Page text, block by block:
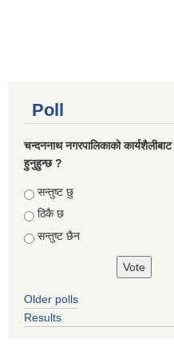
Poll
चन्दननाथ नगरपालिकाको
हुनुहुन्छ ?
Choices
सन्तुष्ट छु
ठिकै छ
सन्तुष्ट छैन
Older polls
Results